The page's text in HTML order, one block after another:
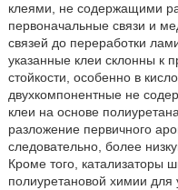
клеями, не содержащими
первоначальные связи и
связей до переработки
указанные клеи склонны к
стойкости, особенно в
двухкомпонентные не
клеи на основе
разложение первичного
следовательно, более
Кроме того, катализаторы
полиуретановой химии для